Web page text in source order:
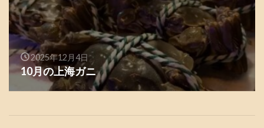
2025年12月4日
10月の上海ガニ